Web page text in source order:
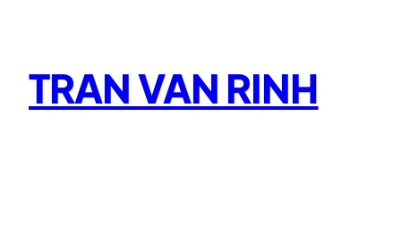
TRAN VAN RINH